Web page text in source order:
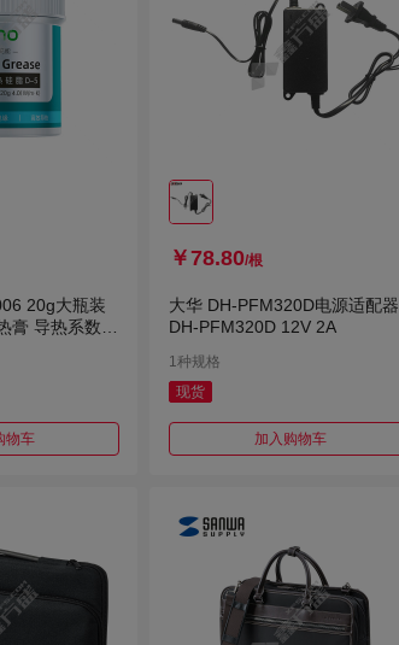
20g大瓶装
膏 导热系数4.
物车
￥78.80/根
大华 DH-PFM320D电源适配器
DH-PFM320D 12V 2A
1种规格
现货
加入购物车